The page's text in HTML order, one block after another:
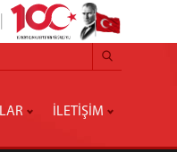
İLETİŞİM